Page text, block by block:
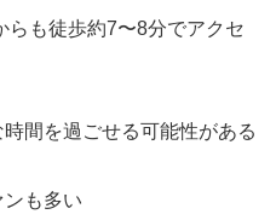
らも徒歩約7〜8分でアクセ
間を過ごせる可能性がある
ンも多い